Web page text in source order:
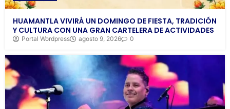
HUAMANTLA VIVIRÁ UN DOMINGO DE FIESTA, TRADICIÓN
Y CULTURA CON UNA GRAN CARTELERA DE ACTIVIDADES
Portal Wordpress agosto 9, 2026 0